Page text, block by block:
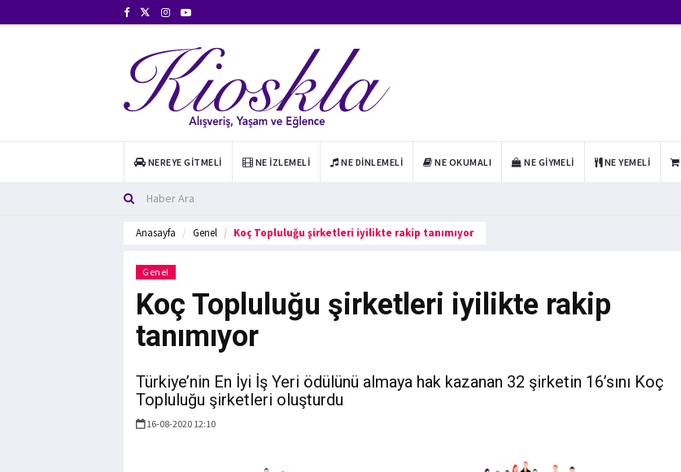
NEREYE GITMELI NE İZLEMELI NE DINLEMELI NE OKUMALI NE GIYMELI NE YEMELI
Anasayfa Genel Koç Topluluğu şirketleri iyilikte rakip tanımıyor
Genel
Koç Topluluğu şirketleri iyilikte rakip
tanımıyor
Türkiye’nin En İyi İş Yeri ödülünü almaya hak kazanan 32 şirketin 16’sını Koç
Topluluğu şirketleri oluşturdu
16-08-2020 12:10